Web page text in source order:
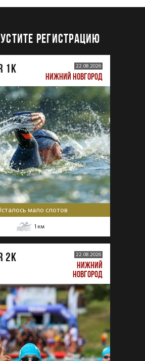
РЕГИСТРАЦИЮ
1K 22.08.2026
НИЖНИЙ НОВГОРОД
мало слотов
1 км
2K
22.08.2026
НИЖНИЙ
НОВГОРОД